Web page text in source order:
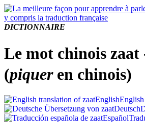
DICTIONNAIRE
Le mot chinois zaat
(piqueren chinois)
English
Deutsch
Español